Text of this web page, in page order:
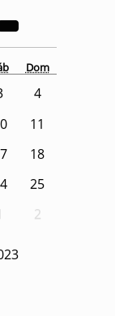
Dom
4
11
18
25
2